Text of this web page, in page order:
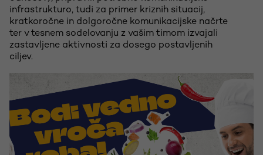
infrastrukturo, tudi za primer kriznih situacij,
kratkoročne in dolgoročne komunikacijske načrte
ter v tesnem sodelovanju z vašim timom izvajali
zastavljene aktivnosti za dosego postavljenih
ciljev.